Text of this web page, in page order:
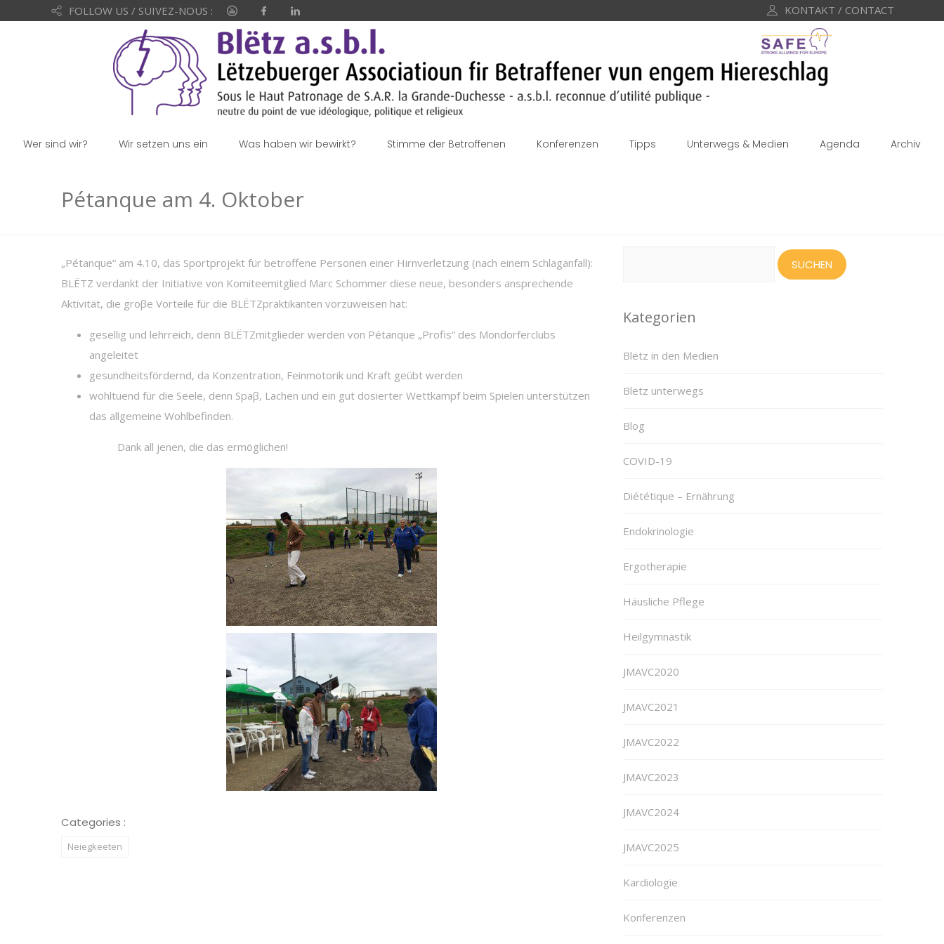
FOLLOW US / SUIVEZ-NOUS : KONTAKT / CONTACT
Wer sind wir? Wir setzen uns ein Was haben wir bewirkt? Stimme der Betroffenen Konferenzen Tipps Unterwegs & Medien Agenda Archiv
Pétanque am 4. Oktober
„Pétanque“ am 4.10, das Sportprojekt für betroffene Personen einer Hirnverletzung (nach einem Schlaganfall):
BLËTZ verdankt der Initiative von Komiteemitglied Marc Schommer diese neue, besonders ansprechende
Aktivität, die groβe Vorteile für die BLËTZpraktikanten vorzuweisen hat:
gesellig und lehrreich, denn BLËTZmitglieder werden von Pétanque „Profis“ des Mondorferclubs
angeleitet
gesundheitsfördernd, da Konzentration, Feinmotorik und Kraft geübt werden
wohltuend für die Seele, denn Spaβ, Lachen und ein gut dosierter Wettkampf beim Spielen unterstützen
das allgemeine Wohlbefinden.
Dank all jenen, die das ermöglichen!
Categories :
Neiegkeeten
Kategorien
Blëtz in den Medien
Blëtz unterwegs
Blog
COVID-19
Diététique – Ernährung
Endokrinologie
Ergotherapie
Häusliche Pflege
Heilgymnastik
JMAVC2020
JMAVC2021
JMAVC2022
JMAVC2023
JMAVC2024
JMAVC2025
Kardiologie
Konferenzen